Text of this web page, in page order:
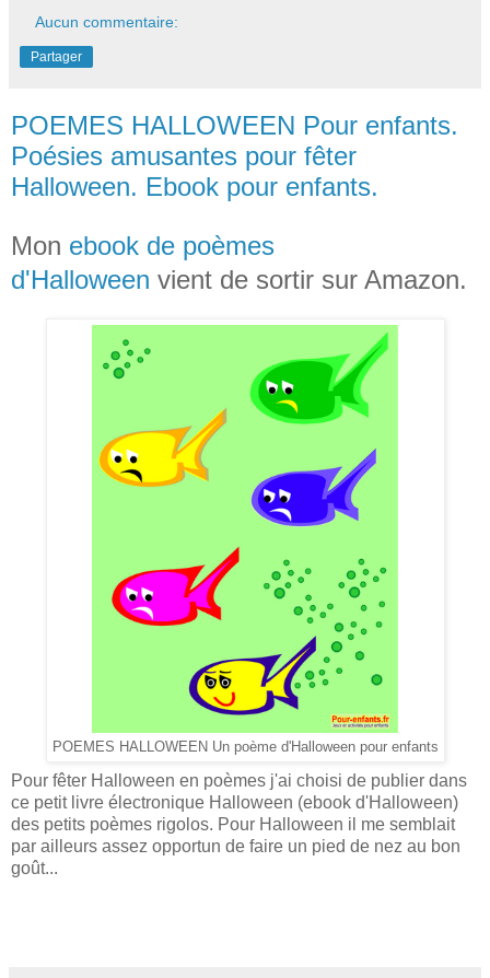
Aucun commentaire:
Partager
POEMES HALLOWEEN Pour enfants.
Poésies amusantes pour fêter
Halloween. Ebook pour enfants.
Mon ebook de poèmes
d'Halloween vient de sortir sur Amazon.
POEMES HALLOWEEN Un poème d'Halloween pour enfants
Pour fêter Halloween en poèmes j'ai choisi de publier dans
ce petit livre électronique Halloween (ebook d'Halloween)
des petits poèmes rigolos. Pour Halloween il me semblait
par ailleurs assez opportun de faire un pied de nez au bon
goût...